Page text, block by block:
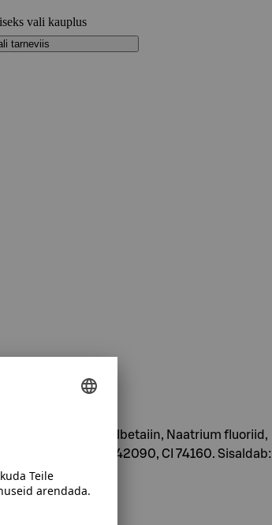
vali kauplus
tarneviis
Kokamiidopropüülbetaiin, Naatrium fluoriid,
Mentool, CI 42090, CI 74160. Sisaldab: